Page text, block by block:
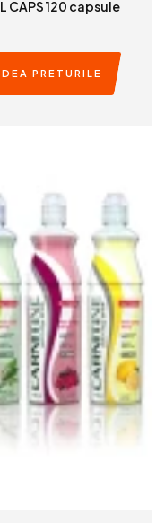
CAPS 120 capsule
PRETURILE